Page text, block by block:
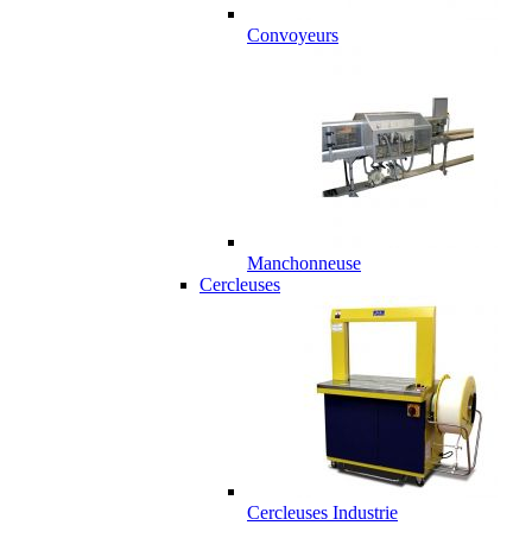
Convoyeurs
Manchonneuse
Cercleuses
Cercleuses Industrie